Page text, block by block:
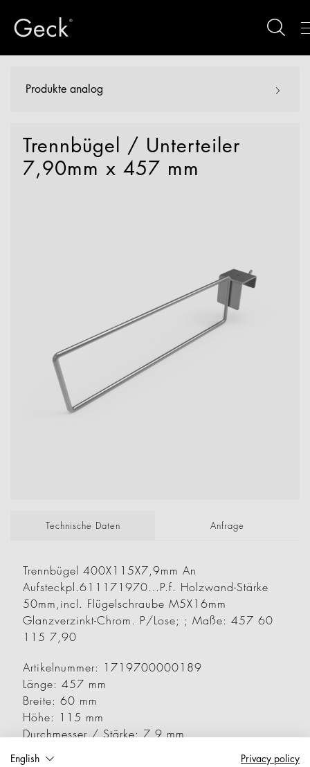
Produkte analog
Trennbügel / Unterteiler
7,90mm x 457 mm
Technische Daten Anfrage
Trennbügel 400X115X7,9mm An
Aufsteckpl.611171970…P.f. Holzwand-Stärke
50mm,incl. Flügelschraube M5X16mm
Glanzverzinkt-Chrom. P/Lose; ; Maße: 457 60
115 7,90
Artikelnummer: 1719700000189
Länge: 457 mm
Breite: 60 mm
Höhe: 115 mm
Durchmesser / Stärke: 7,9 mm
Nettogewicht: 0,589 kg
English
Privacy policy